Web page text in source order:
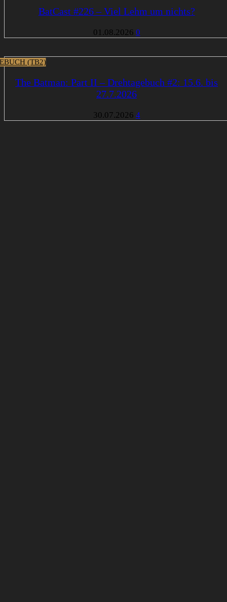
BatCast #226 – Viel Lehm um nichts?
01.08.2026 0
(TB2)
The Batman: Part II – Drehtagebuch #2: 15.6. bis
27.7.2026
30.07.2026 4